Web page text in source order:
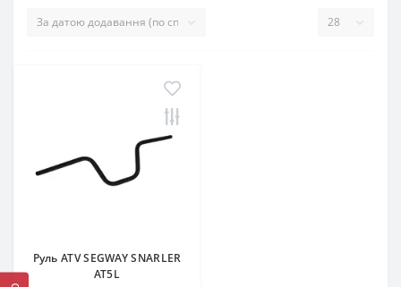
Руль ATV SEGWAY SNARLER
AT5L